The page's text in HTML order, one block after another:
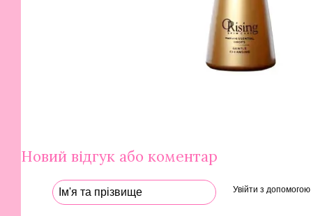
Новий відгук або коментар
Увійти з допомогою